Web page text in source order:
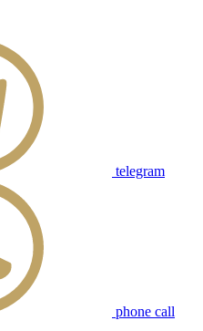
telegram
phone call